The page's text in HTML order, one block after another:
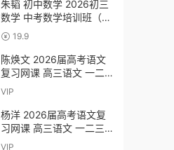
朱韬 初中数学 2026初三
数学 中考数学培训班（秋
上秋下·全国版·S）百度网
盘下载
19.9
陈焕文 2026届高考语文
复习网课 高三语文 一二
三轮视频课程全年班 百度
VIP
杨洋 2026届高考语文复
习网课 高三语文 一二三
轮视频教程全年班 百度网
VIP